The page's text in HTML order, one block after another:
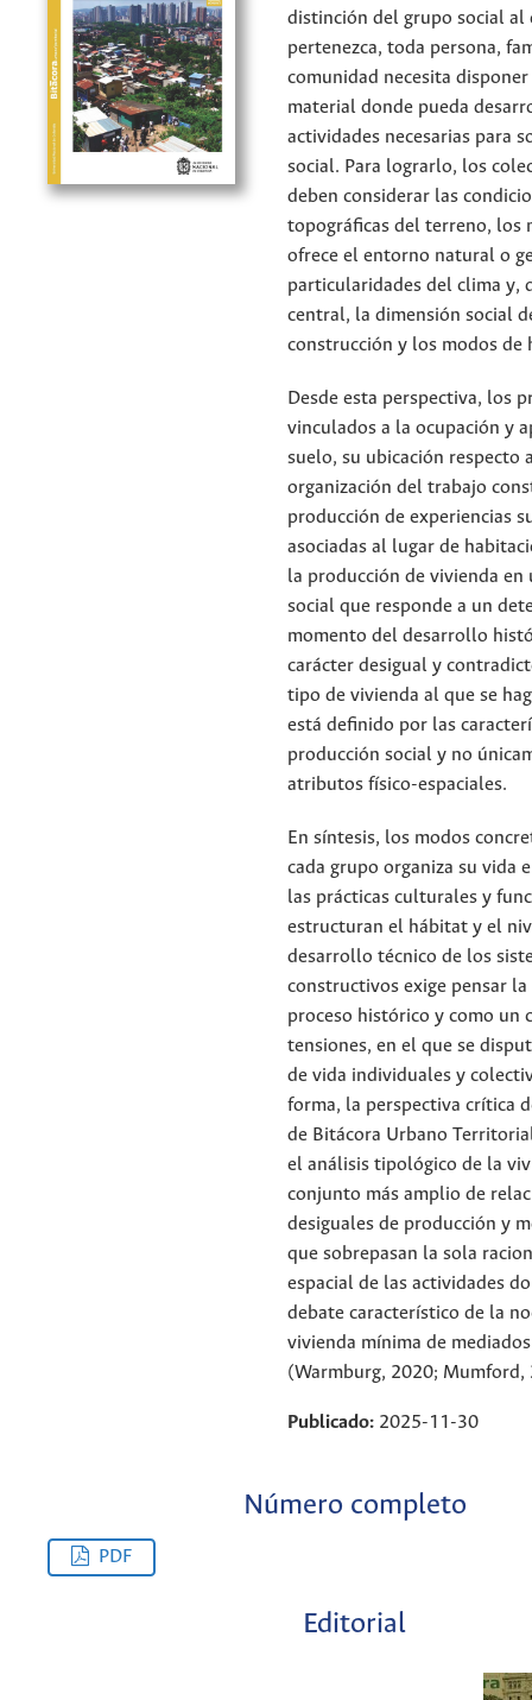
distinción del grupo social al
pertenezca, toda persona,
comunidad necesita
material donde pueda
actividades necesarias para
social. Para lograrlo, los
deben considerar las
topográficas del terreno, los
ofrece el entorno natural o
particularidades del clima y,
central, la dimensión social
construcción y los modos de
Desde esta perspectiva, los
vinculados a la ocupación y
suelo, su ubicación respecto
organización del trabajo
producción de experiencias
asociadas al lugar de
la producción de vivienda en
social que responde a un
momento del desarrollo
carácter desigual y
tipo de vivienda al que se
está definido por las
producción social y no
atributos físico-espaciales.
En síntesis, los modos
cada grupo organiza su vida
las prácticas culturales y
estructuran el hábitat y el
desarrollo técnico de los
constructivos exige pensar
proceso histórico y como un
tensiones, en el que se
de vida individuales y
forma, la perspectiva crítica
de Bitácora Urbano
el análisis tipológico de la
conjunto más amplio de
desiguales de producción y
que sobrepasan la sola
espacial de las actividades
debate característico de la
vivienda mínima de
(Warmburg, 2020; Mumford,
Publicado: 2025-11-30
Número completo
PDF
Editorial